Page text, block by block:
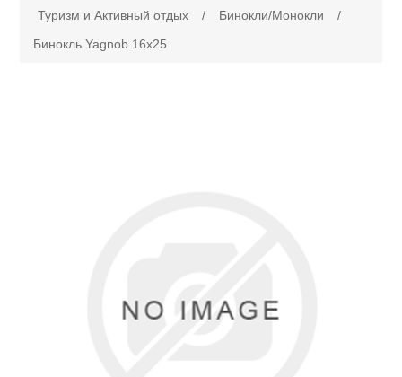
Каталог
Туризм и Активный отдых
/ Бинокли/Монокли
/
Бинокль Yagnob 16х25